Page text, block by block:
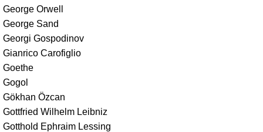
George Orwell
George Sand
Georgi Gospodinov
Gianrico Carofiglio
Goethe
Gogol
Gökhan Özcan
Gottfried Wilhelm Leibniz
Gotthold Ephraim Lessing